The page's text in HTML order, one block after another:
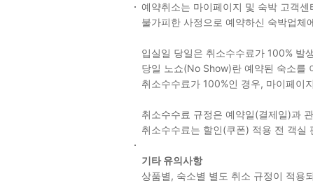
예약취소는 마이페이지 및 숙박 고객
불가피한 사정으로 예약하신 숙박업체
입실일 당일은 취소수수료가 100% 발
당일 노쇼(No Show)란 예약된 숙소를
취소수수료가 100%인 경우, 마이페이
취소수수료 규정은 예약일(결제일)과
취소수수료는 할인(쿠폰) 적용 전 객실
기타 유의사항
상품별, 숙소별 별도 취소 규정이 적용